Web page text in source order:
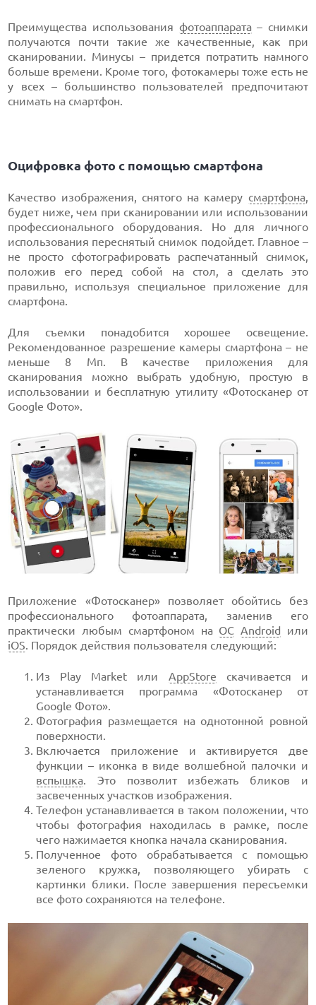
Преимущества использования фотоаппарата– снимки
получаются почти такие же качественные, как при
сканировании. Минусы – придется потратить намного
больше времени. Кроме того, фотокамеры тоже есть не
у всех – большинство пользователей предпочитают
снимать на смартфон.
Оцифровка фото с помощью смартфона
Качество изображения, снятого на камеру смартфона,
будет ниже, чем при сканировании или использовании
профессионального оборудования. Но для личного
использования переснятый снимок подойдет. Главное –
не просто сфотографировать распечатанный снимок,
положив его перед собой на стол, а сделать это
правильно, используя специальное приложение для
смартфона.
Для съемки понадобится хорошее освещение.
Рекомендованное разрешение камеры смартфона – не
меньше 8 Мп. В качестве приложения для
сканирования можно выбрать удобную, простую в
использовании и бесплатную утилиту «Фотосканер от
Google Фото».
Приложение «Фотосканер» позволяет обойтись без
профессионального фотоаппарата, заменив его
практически любым смартфоном на ОС Android или
iOS. Порядок действия пользователя следующий:
Из Play Market или AppStore скачивается и
устанавливается программа «Фотосканер от
Google Фото».
Фотография размещается на однотонной ровной
поверхности.
Включается приложение и активируется две
функции – иконка в виде волшебной палочки и
вспышка. Это позволит избежать бликов и
засвеченных участков изображения.
Телефон устанавливается в таком положении, что
чтобы фотография находилась в рамке, после
чего нажимается кнопка начала сканирования.
Полученное фото обрабатывается с помощью
зеленого кружка, позволяющего убирать с
картинки блики. После завершения пересъемки
все фото сохраняются на телефоне.